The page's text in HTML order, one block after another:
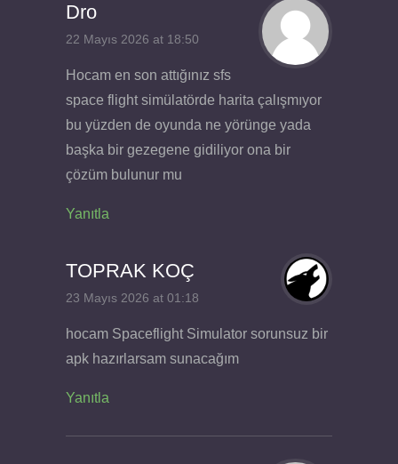
Dro
22 Mayıs 2026 at 18:50
Hocam en son attığınız sfs
space flight simülatörde harita çalışmıyor
bu yüzden de oyunda ne yörünge yada
başka bir gezegene gidiliyor ona bir
çözüm bulunur mu
Yanıtla
TOPRAK KOÇ
23 Mayıs 2026 at 01:18
hocam Spaceflight Simulator sorunsuz bir
apk hazırlarsam sunacağım
Yanıtla